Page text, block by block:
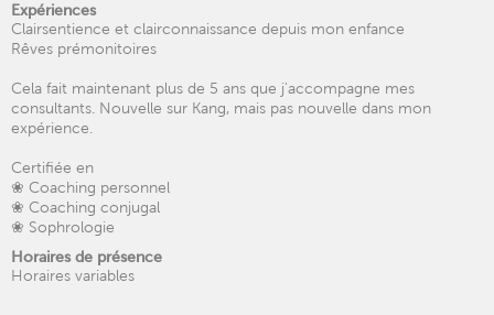
Expériences
Clairsentience et clairconnaissance depuis mon enfance
Rêves prémonitoires
Cela fait maintenant plus de 5 ans que j'accompagne mes
consultants. Nouvelle sur Kang, mais pas nouvelle dans mon
expérience.
Certifiée en
❀ Coaching personnel
❀ Coaching conjugal
❀ Sophrologie
Horaires de présence
Horaires variables